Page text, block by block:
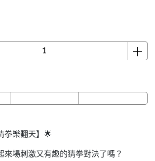
拳樂翻天】🌟
來場刺激又有趣的猜拳對決了嗎？